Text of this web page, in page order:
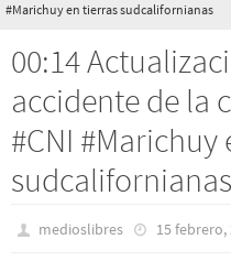
#Marichuy en tierras sudcalifornianas
00:14
accidente de la
#CNI #Marichuy
sudcalifornianas
medioslibres 15 febrero,